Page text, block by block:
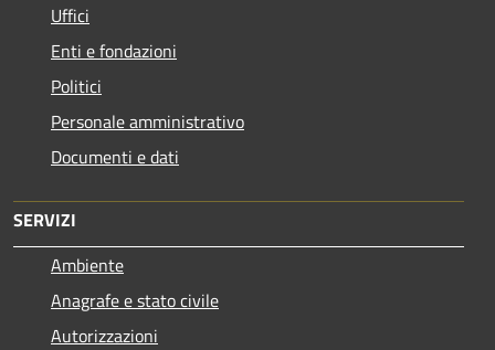
Uffici
Enti e fondazioni
Politici
Personale amministrativo
Documenti e dati
SERVIZI
Ambiente
Anagrafe e stato civile
Autorizzazioni